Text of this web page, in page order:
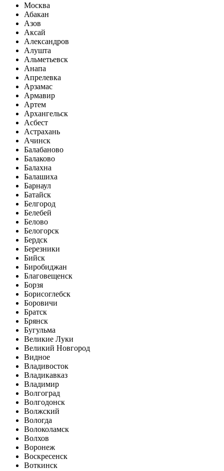
Москва
Абакан
Азов
Аксай
Александров
Алушта
Альметьевск
Анапа
Апрелевка
Арзамас
Армавир
Артем
Архангельск
Асбест
Астрахань
Ачинск
Балабаново
Балаково
Балахна
Балашиха
Барнаул
Батайск
Белгород
Белебей
Белово
Белогорск
Бердск
Березники
Бийск
Биробиджан
Благовещенск
Борзя
Борисоглебск
Боровичи
Братск
Брянск
Бугульма
Великие Луки
Великий Новгород
Видное
Владивосток
Владикавказ
Владимир
Волгоград
Волгодонск
Волжский
Вологда
Волоколамск
Волхов
Воронеж
Воскресенск
Воткинск